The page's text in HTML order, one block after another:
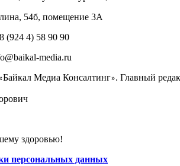
54б, помещение 3А
(924 4) 58 90 90
media.ru
Байкал Медиа Консалтинг». Главный
здоровью!
персональных данных